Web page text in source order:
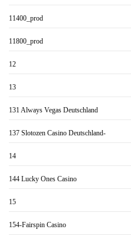
11400_prod
11800_prod
12
13
131 Always Vegas Deutschland
137 Slotozen Casino Deutschland-
14
144 Lucky Ones Casino
15
154-Fairspin Casino